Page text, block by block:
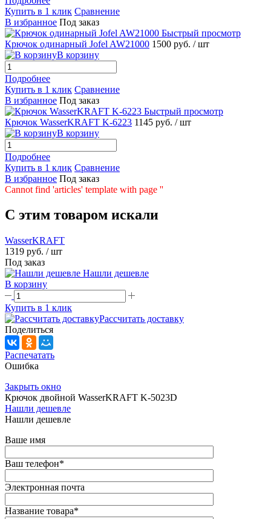
Купить в 1 клик Сравнение
В избранное Под заказ
Быстрый просмотр
Крючок одинарный Jofel AW21000 1500 руб. / шт
В корзину
Подробнее
Купить в 1 клик Сравнение
В избранное Под заказ
Быстрый просмотр
Крючок WasserKRAFT K-6223 1145 руб. / шт
В корзину
Подробнее
Купить в 1 клик Сравнение
В избранное Под заказ
Cannot find 'articles' template with page ''
C этим товаром искали
WasserKRAFT
1319 руб. / шт
Под заказ
Нашли дешевле
В корзину
Купить в 1 клик
Рассчитать доставку
Поделиться
Распечатать
Ошибка
Закрыть окно
Крючок двойной WasserKRAFT K-5023D
Нашли дешевле
Нашли дешевле
Ваше имя
Ваш телефон*
Электронная почта
Название товара*